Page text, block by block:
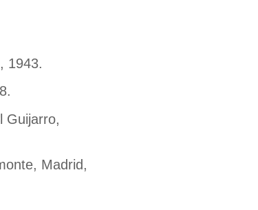
1943.
Guijarro,
Madrid,